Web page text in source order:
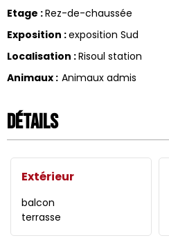
Etage :Rez-de-chaussée
Exposition :exposition Sud
Localisation :Risoul station
Animaux : Animaux admis
Détails
Extérieur
balcon
terrasse